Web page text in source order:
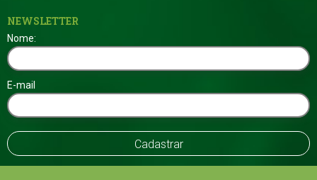
NEWSLETTER
Nome:
E-mail